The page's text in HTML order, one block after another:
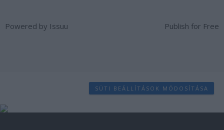
Powered by Issuu Publish for Free
SÜTI BEÁLLÍTÁSOK MÓDOSÍTÁSA